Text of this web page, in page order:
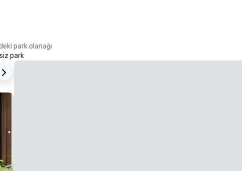
park olanağı
park